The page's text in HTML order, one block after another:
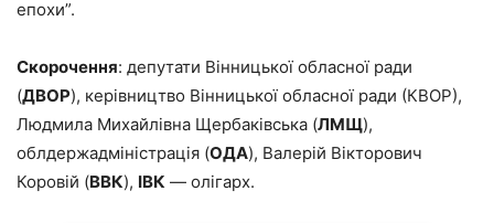
епохи”.
Скорочення: депутати Вінницької обласної ради
(ДВОР), керівництво Вінницької обласної ради (КВОР),
Людмила Михайлівна Щербаківська (ЛМЩ),
облдержадміністрація (ОДА), Валерій Вікторович
Коровій (ВВК), ІВК — олігарх.